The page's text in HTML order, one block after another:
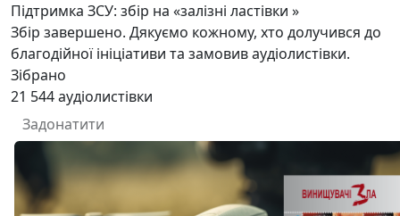
Підтримка ЗСУ: збір на «залізні ластівки »
Збір завершено. Дякуємо кожному, хто долучився до
благодійної ініціативи та замовив аудіолистівки.
Зібрано
21 544аудіолистівки
Задонатити